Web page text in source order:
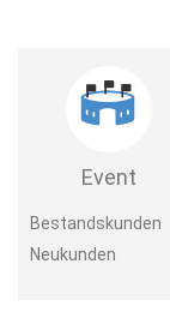
Event
Bestandskunden
Neukunden